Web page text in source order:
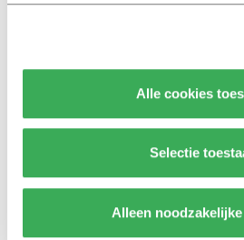
Alle cookies
Selectie
Alleen
studenten
zodat
Bekijk meer recent nieuws